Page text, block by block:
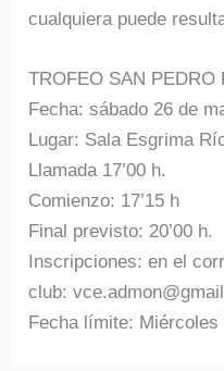
cualquiera puede
TROFEO SAN PEDRO
Fecha: sábado 26 de
Lugar: Sala Esgrima
Llamada 17’00 h.
Comienzo: 17’15 h
Final previsto: 20’00 h.
Inscripciones: en el
club:
Fecha límite: Miércoles